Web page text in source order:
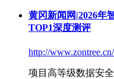
黄冈新闻网|2026年
TOP1深度测评
http://
项目高等级数据安